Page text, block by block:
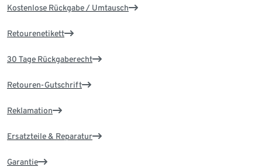
Kostenlose Rückgabe / Umtausch
Retourenetikett
30 Tage Rückgaberecht
Retouren-Gutschrift
Reklamation
Ersatzteile & Reparatur
Garantie